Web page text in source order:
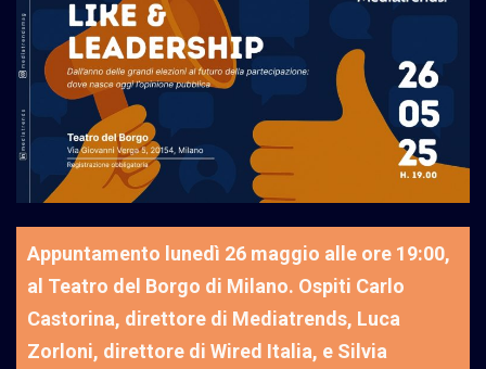
Appuntamento lunedì 26 maggio alle ore 19:00,
al Teatro del Borgo di Milano. Ospiti Carlo
Castorina, direttore di Mediatrends, Luca
Zorloni, direttore di Wired Italia, e Silvia